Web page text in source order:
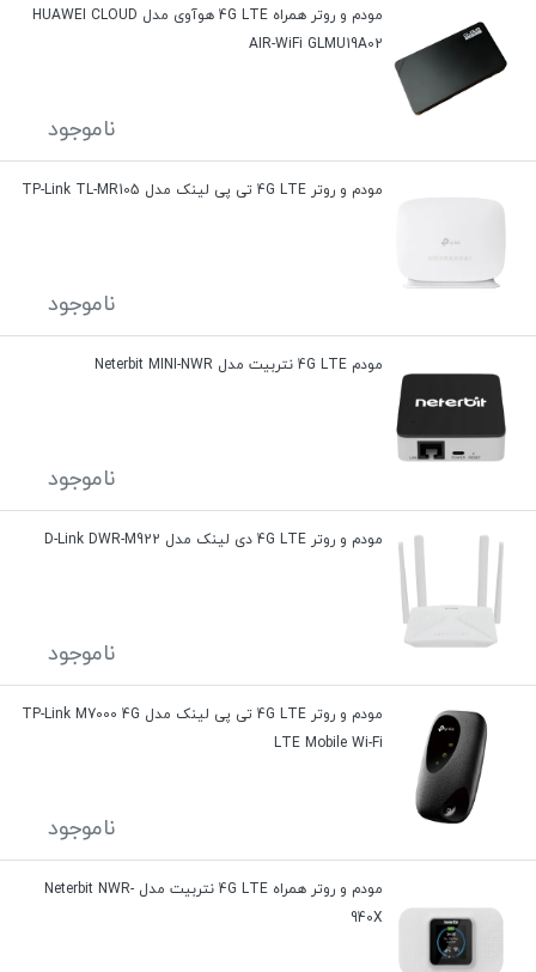
مودم و روتر همراه 4G LTE هوآوی مدل HUAWEI CLOUD
AIR-WiFi GLMU19A02
ناموجود
مودم و روتر 4G LTE تی پی لینک مدل TP-Link TL-MR105
ناموجود
مودم 4G LTE نتربیت مدل Neterbit MINI-NWR
ناموجود
مودم و روتر 4G LTE دی لینک مدل D-Link DWR-M922
ناموجود
مودم و روتر 4G LTE تی پی لینک مدل TP-Link M7000 4G
LTE Mobile Wi-Fi
ناموجود
مودم و روتر همراه 4G LTE نتربیت مدل Neterbit NWR-
940X